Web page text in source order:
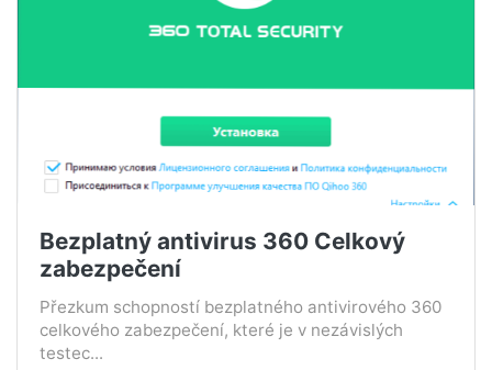
Bezplatný antivirus 360 Celkový
zabezpečení
Přezkum schopností bezplatného antivirového 360
celkového zabezpečení, které je v nezávislých
testec...